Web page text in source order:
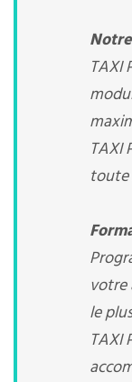
TAXI
TAXI
votre
le
TAXI